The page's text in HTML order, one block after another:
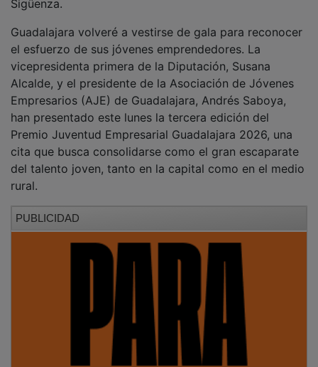
el esfuerzo de sus jóvenes emprendedores. La
vicepresidenta primera de la Diputación, Susana
Alcalde, y el presidente de la Asociación de Jóvenes
Empresarios (AJE) de Guadalajara, Andrés Saboya,
han presentado este lunes la tercera edición del
Premio Juventud Empresarial Guadalajara 2026, una
cita que busca consolidarse como el gran escaparate
del talento joven, tanto en la capital como en el medio
rural.